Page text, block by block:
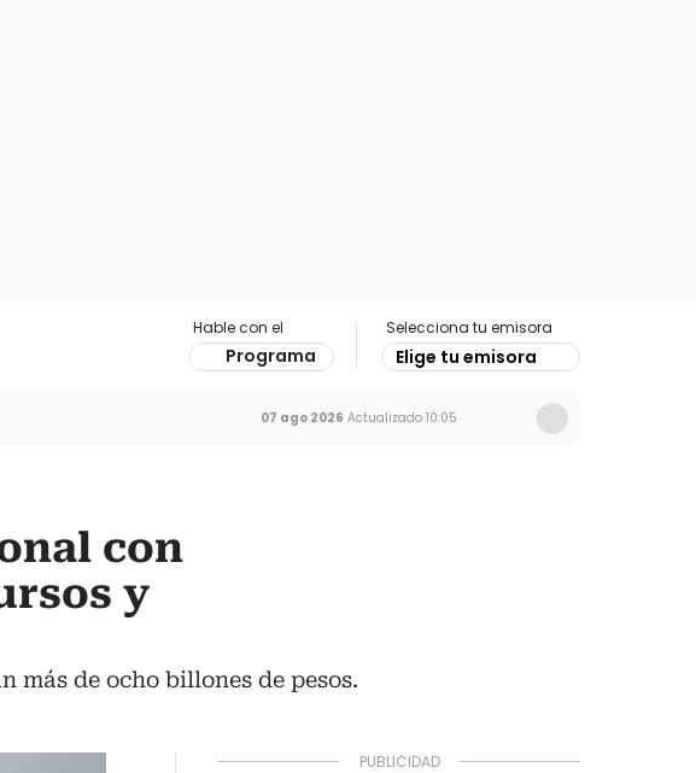
Hable con el
Programa
Selecciona tu emisora
Elige tu emisora
07 ago 2026 Actualizado 10:05
con
y
más de ocho billones de pesos.